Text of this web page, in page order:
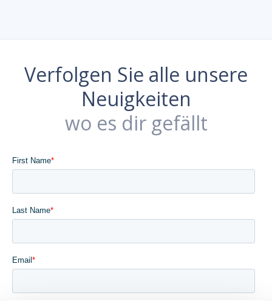
Verfolgen Sie alle unsere
Neuigkeiten
wo es dir gefällt